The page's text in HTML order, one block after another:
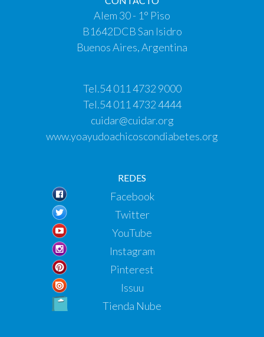
Alem 30 - 1° Piso
B1642DCB San Isidro
Buenos Aires, Argentina
Tel.54 011 4732 9000
Tel.54 011 4732 4444
cuidar@cuidar.org
www.yoayudoachicoscondiabetes.org
REDES
Facebook
Twitter
YouTube
Instagram
Pinterest
Issuu
Tienda Nube